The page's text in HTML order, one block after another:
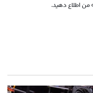
من اطلاع دهید.